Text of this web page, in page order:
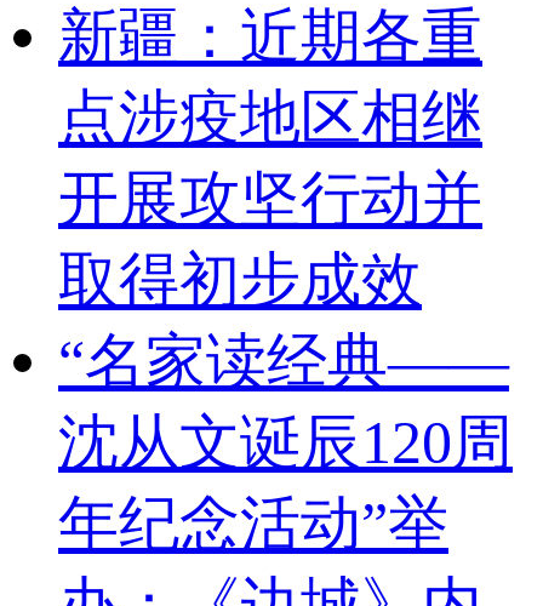
新疆：近期各重
点涉疫地区相继
开展攻坚行动并
取得初步成效
“名家读经典——
沈从文诞辰120周
年纪念活动”举